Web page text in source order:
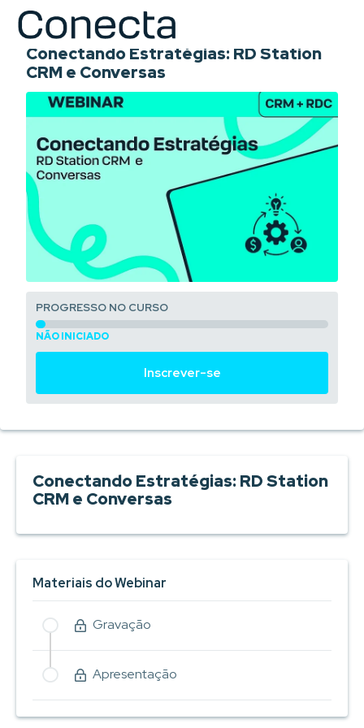
COURSE
Conectando Estratégias: RD Station
CRM e Conversas
PROGRESSO NO CURSO
NÃO INICIADO
Inscrever-se
Conectando Estratégias: RD Station
CRM e Conversas
Materiais do Webinar
Gravação
Apresentação